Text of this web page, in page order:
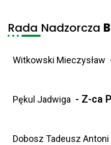
Rada Nadzorcza
Witkowski Mieczysław
Pękul Jadwiga - Z-ca
Dobosz Tadeusz Antoni